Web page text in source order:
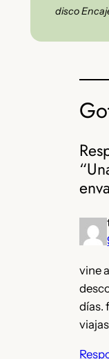
disco
vine
días.